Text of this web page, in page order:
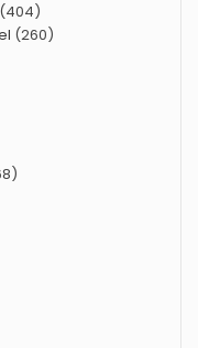
(404)
(260)